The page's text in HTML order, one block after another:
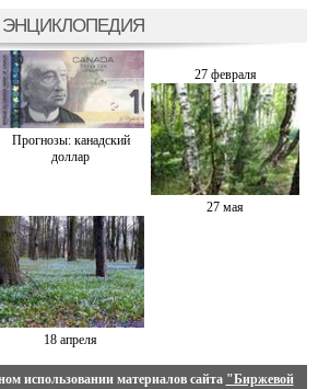
ЭНЦИКЛОПЕДИЯ
Прогнозы: канадский
доллар
27 февраля
27 мая
18 апреля
использовании материалов сайта "Биржевой